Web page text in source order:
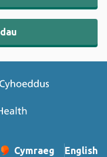
Cymraeg English
–